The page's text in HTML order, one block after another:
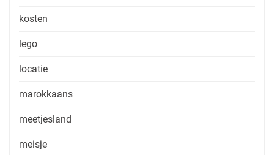
kosten
lego
locatie
marokkaans
meetjesland
meisje